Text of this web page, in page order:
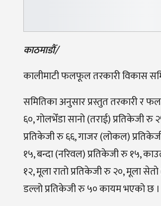
काठमाडौँ/
कालीमाटी फलफूल तरकारी विकास
समितिका अनुसार प्रस्तुत तरकारी र
६०, गोलभेँडा सानो (तराई) प्रतिकेजी
प्रतिकेजी रु ६६, गाजर (लोकल)
१५, बन्दा (नरिवल) प्रतिकेजी रु १५,
१२, मूला रातो प्रतिकेजी रु २०, मूला
डल्लो प्रतिकेजी रु ५० कायम भएको छ ।